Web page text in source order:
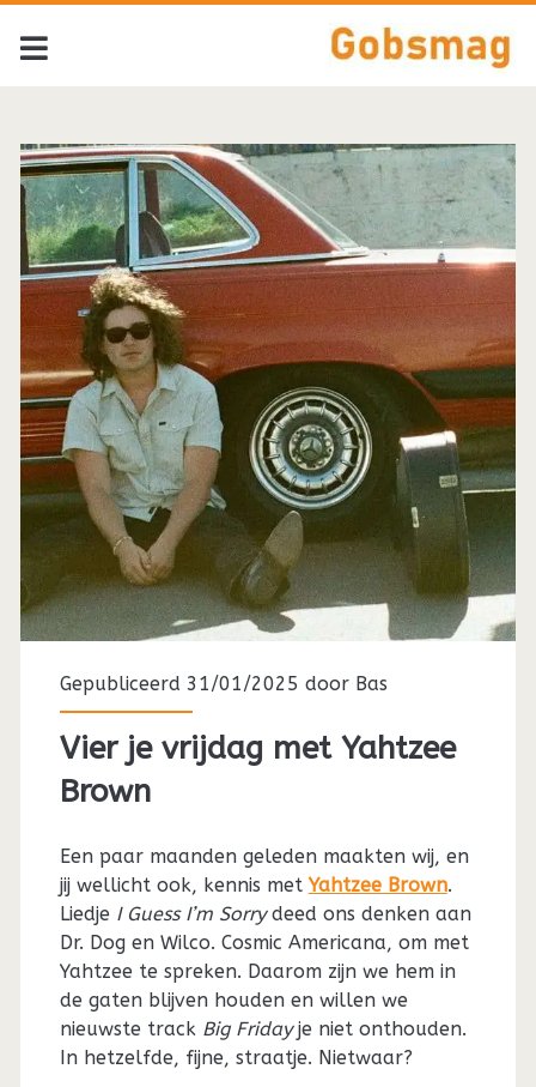
Gepubliceerd 31/01/2025 door Bas
Vier je vrijdag met Yahtzee
Brown
Een paar maanden geleden maakten wij, en
jij wellicht ook, kennis metYahtzee Brown.
Liedje I Guess I’m Sorrydeed ons denken aan
Dr. Dog en Wilco. Cosmic Americana, om met
Yahtzee te spreken. Daarom zijn we hem in
de gaten blijven houden en willen we
nieuwste track Big Fridayje niet onthouden.
In hetzelfde, fijne, straatje. Nietwaar?